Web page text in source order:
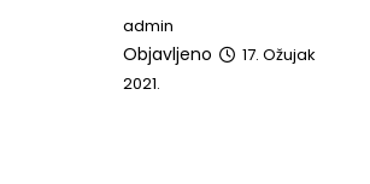
admin
Objavljeno
17. Ožujak
2021.